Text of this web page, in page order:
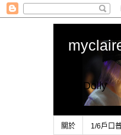
1/6 Dolly
關於 1/6戶口